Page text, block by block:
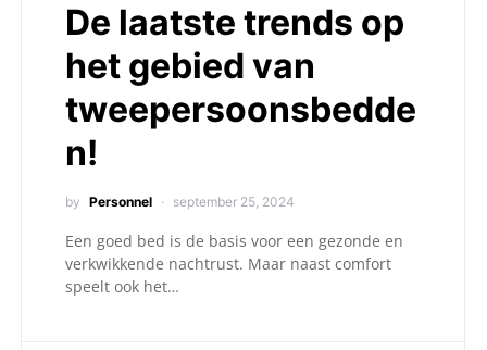
De laatste trends op
het gebied van
tweepersoonsbedde
n!
by Personnel september 25, 2024
Een goed bed is de basis voor een gezonde en
verkwikkende nachtrust. Maar naast comfort
speelt ook het…